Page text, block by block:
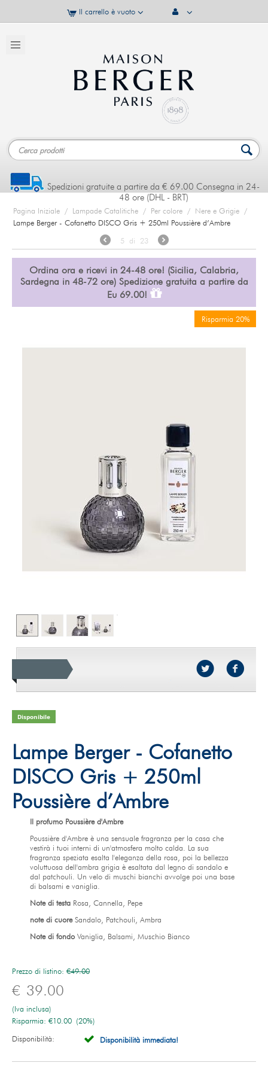
Il carrello è vuoto
Spedizioni gratuite a partire da € 69.00 Consegna in 24-
48 ore (DHL - BRT)
Pagina Iniziale / Lampade Catalitiche / Per colore / Nere e Grigie /
Lampe Berger - Cofanetto DISCO Gris + 250ml Poussière d’Ambre
5
di 23
Ordina ora e ricevi in 24-48 ore! (Sicilia, Calabria,
Sardegna in 48-72 ore) Spedizione gratuita a partire da
Eu 69.00!
Risparmia 20%
Disponibile
Lampe Berger - Cofanetto
DISCO Gris + 250ml
Poussière d’Ambre
Il profumo Poussière d'Ambre
Poussière d'Ambre è una sensuale fragranza per la casa che
vestirà i tuoi interni di un'atmosfera molto calda. La sua
fragranza speziata esalta l'eleganza della rosa, poi la bellezza
voluttuosa dell'ambra grigia è esaltata dal legno di sandalo e
dal patchouli. Un velo di muschi bianchi avvolge poi una base
di balsami e vaniglia.
Note di testa Rosa, Cannella, Pepe
note di cuoreSandalo, Patchouli, Ambra
Note di fondoVaniglia, Balsami, Muschio Bianco
Prezzo di listino: €49.00
€ 39.00
(Iva inclusa)
Risparmia: €10.00 (20%)
Disponibilità:
Disponibilità immediata!